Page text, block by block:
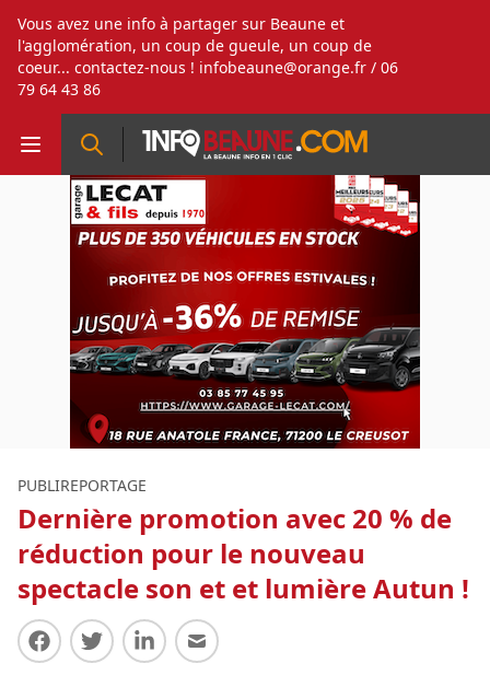
Vous avez une info à partager sur Beaune et
l'agglomération, un coup de gueule, un coup de
coeur... contactez-nous ! infobeaune@orange.fr / 06
79 64 43 86
PUBLIREPORTAGE
Dernière promotion avec 20 % de
réduction pour le nouveau
spectacle son et et lumière Autun !
Partager sur Facebook
Partager sur Twitter
Partager sur LinkedIn
Partager par E-mail